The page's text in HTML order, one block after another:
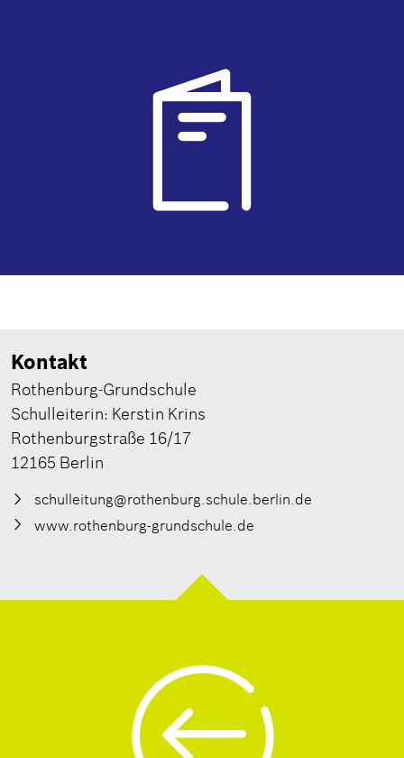
Kontakt
Rothenburg-Grundschule
Schulleiterin: Kerstin Krins
Rothenburgstraße 16/17
12165 Berlin
schulleitung@rothenburg.schule.berlin.de
www.rothenburg-grundschule.de